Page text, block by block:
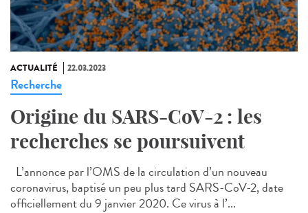
ACTUALITÉ 22.03.2023
Recherche
Origine du SARS-CoV-2 : les
recherches se poursuivent
L’annonce par l’OMS de la circulation d’un nouveau
coronavirus, baptisé un peu plus tard SARS-CoV-2, date
officiellement du 9 janvier 2020. Ce virus à l’...